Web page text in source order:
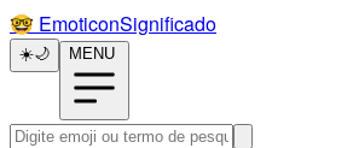
🤓️ EmoticonSignificado
☀️🌙 MENU